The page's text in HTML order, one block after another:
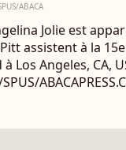
ABACA
Jolie est
Pitt assistent à la
Los Angeles, CA,